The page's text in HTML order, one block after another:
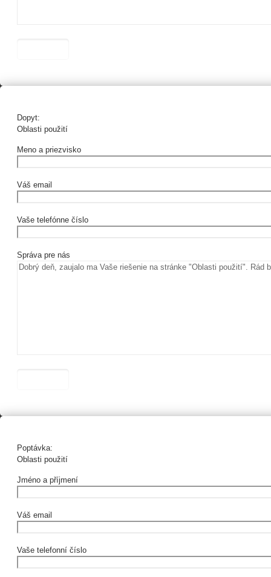
Dopyt:
Oblasti použití
Meno a priezvisko
Váš email
Vaše telefónne číslo
Správa pre nás
Poptávka:
Oblasti použití
Jméno a příjmení
Váš email
Vaše telefonní číslo